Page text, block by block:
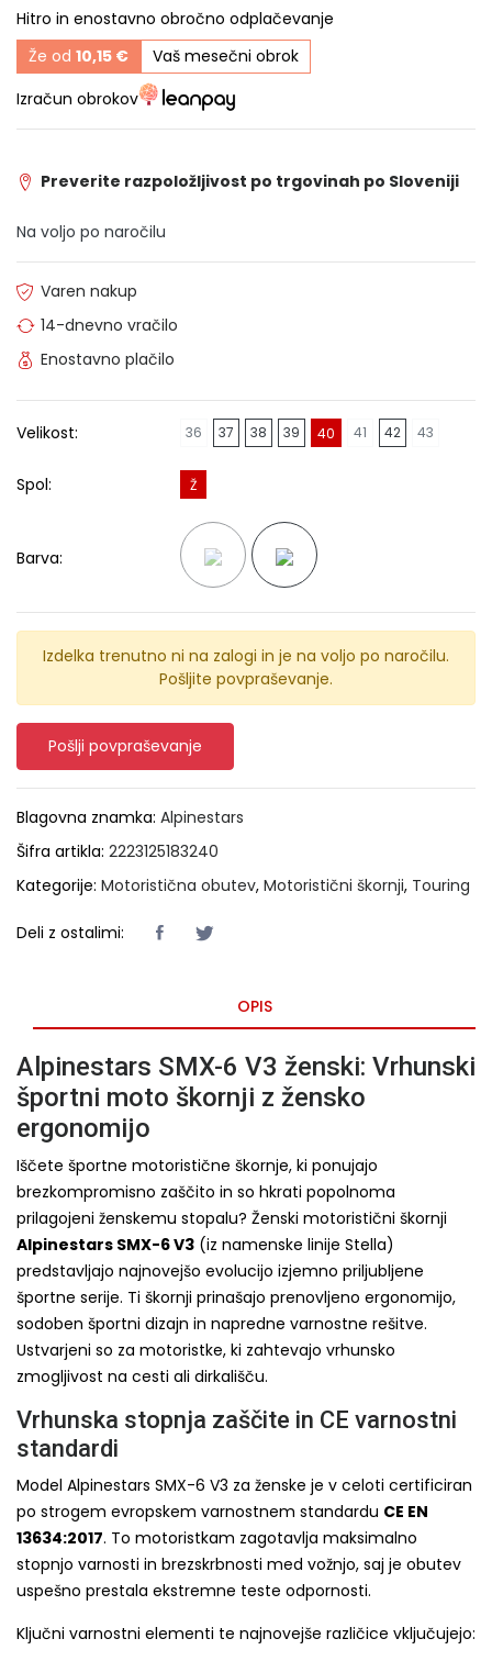
Hitro in enostavno obročno odplačevanje
Že od 10,15 €
Vaš mesečni obrok
Izračun obrokov
Preverite razpoložljivost po trgovinah po Sloveniji
Na voljo po naročilu
Varen nakup
14-dnevno vračilo
Enostavno plačilo
Velikost: 36 37 38 39 40 41 42 43
Spol: Ž
Barva:
Izdelka trenutno ni na zalogi in je na voljo po naročilu.
Pošljite povpraševanje.
Pošlji povpraševanje
Blagovna znamka: Alpinestars
Šifra artikla: 2223125183240
Kategorije: Motoristična obutev, Motoristični škornji, Touring
Deli z ostalimi:
OPIS
Alpinestars SMX-6 V3 ženski: Vrhunski
športni moto škornji z žensko
ergonomijo
Iščete športne motoristične škornje, ki ponujajo
brezkompromisno zaščito in so hkrati popolnoma
prilagojeni ženskemu stopalu? Ženski motoristični škornji
Alpinestars SMX-6 V3 (iz namenske linije Stella)
predstavljajo najnovejšo evolucijo izjemno priljubljene
športne serije. Ti škornji prinašajo prenovljeno ergonomijo,
sodoben športni dizajn in napredne varnostne rešitve.
Ustvarjeni so za motoristke, ki zahtevajo vrhunsko
zmogljivost na cesti ali dirkališču.
Vrhunska stopnja zaščite in CE varnostni
standardi
Model Alpinestars SMX-6 V3 za ženske je v celoti certificiran
po strogem evropskem varnostnem standardu CE EN
13634:2017. To motoristkam zagotavlja maksimalno
stopnjo varnosti in brezskrbnosti med vožnjo, saj je obutev
uspešno prestala ekstremne teste odpornosti.
Ključni varnostni elementi te najnovejše različice vključujejo: